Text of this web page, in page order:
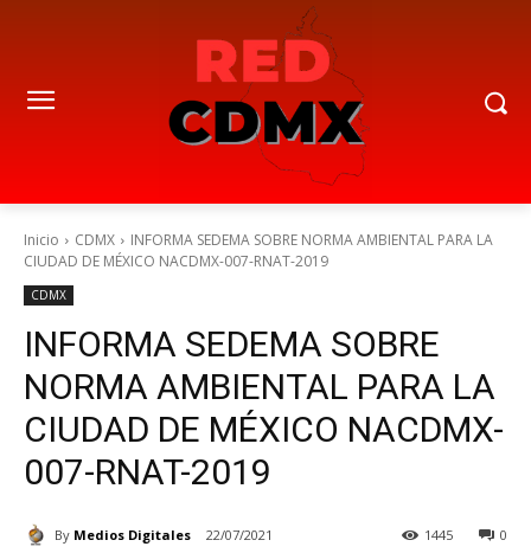
Inicio CDMX
INFORMA SEDEMA SOBRE NORMA AMBIENTAL PARA LA
CIUDAD DE MÉXICO NACDMX-007-RNAT-2019
CDMX
INFORMA SEDEMA SOBRE
NORMA AMBIENTAL PARA LA
CIUDAD DE MÉXICO NACDMX-
007-RNAT-2019
By Medios Digitales 22/07/2021 0
1445